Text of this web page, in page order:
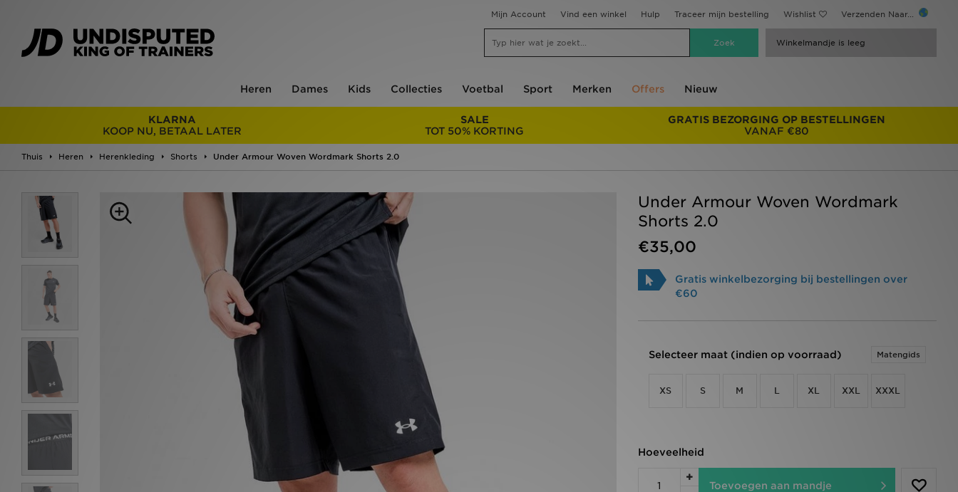
Mijn Account Vind een winkel Hulp Traceer mijn bestelling Wishlist Verzenden Naar...
Winkelmandje is leeg
Heren Dames Kids Collecties Voetbal Sport Merken Offers Nieuw
KLARNA
KOOP NU, BETAAL LATER
SALE
TOT 50% KORTING
GRATIS BEZORGING OP BESTELLINGEN
VANAF €80
Thuis Heren Herenkleding Shorts Under Armour Woven Wordmark Shorts 2.0
Under Armour Woven Wordmark
Shorts 2.0
€35,00
Gratis winkelbezorging bij bestellingen over
€60
Selecteer maat (indien op voorraad) Matengids
XS S M L XL XXL XXXL
Hoeveelheid
Toevoegen aan mandje